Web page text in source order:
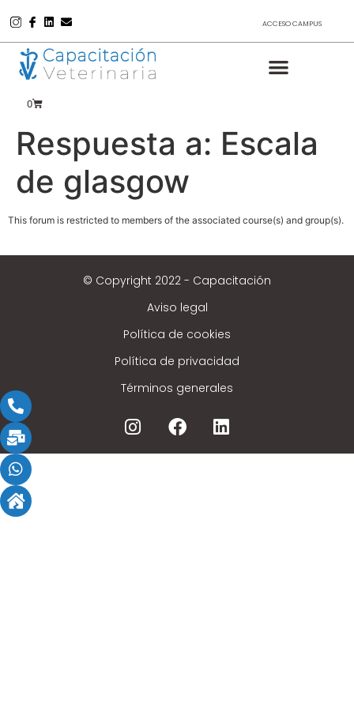
ACCESO CAMPUS
0
Respuesta a: Escala
de glasgow
This forum is restricted to members of the associated course(s) and group(s).
© Copyright 2022 - Capacitación
Aviso legal
Política de cookies
Política de privacidad
Términos generales